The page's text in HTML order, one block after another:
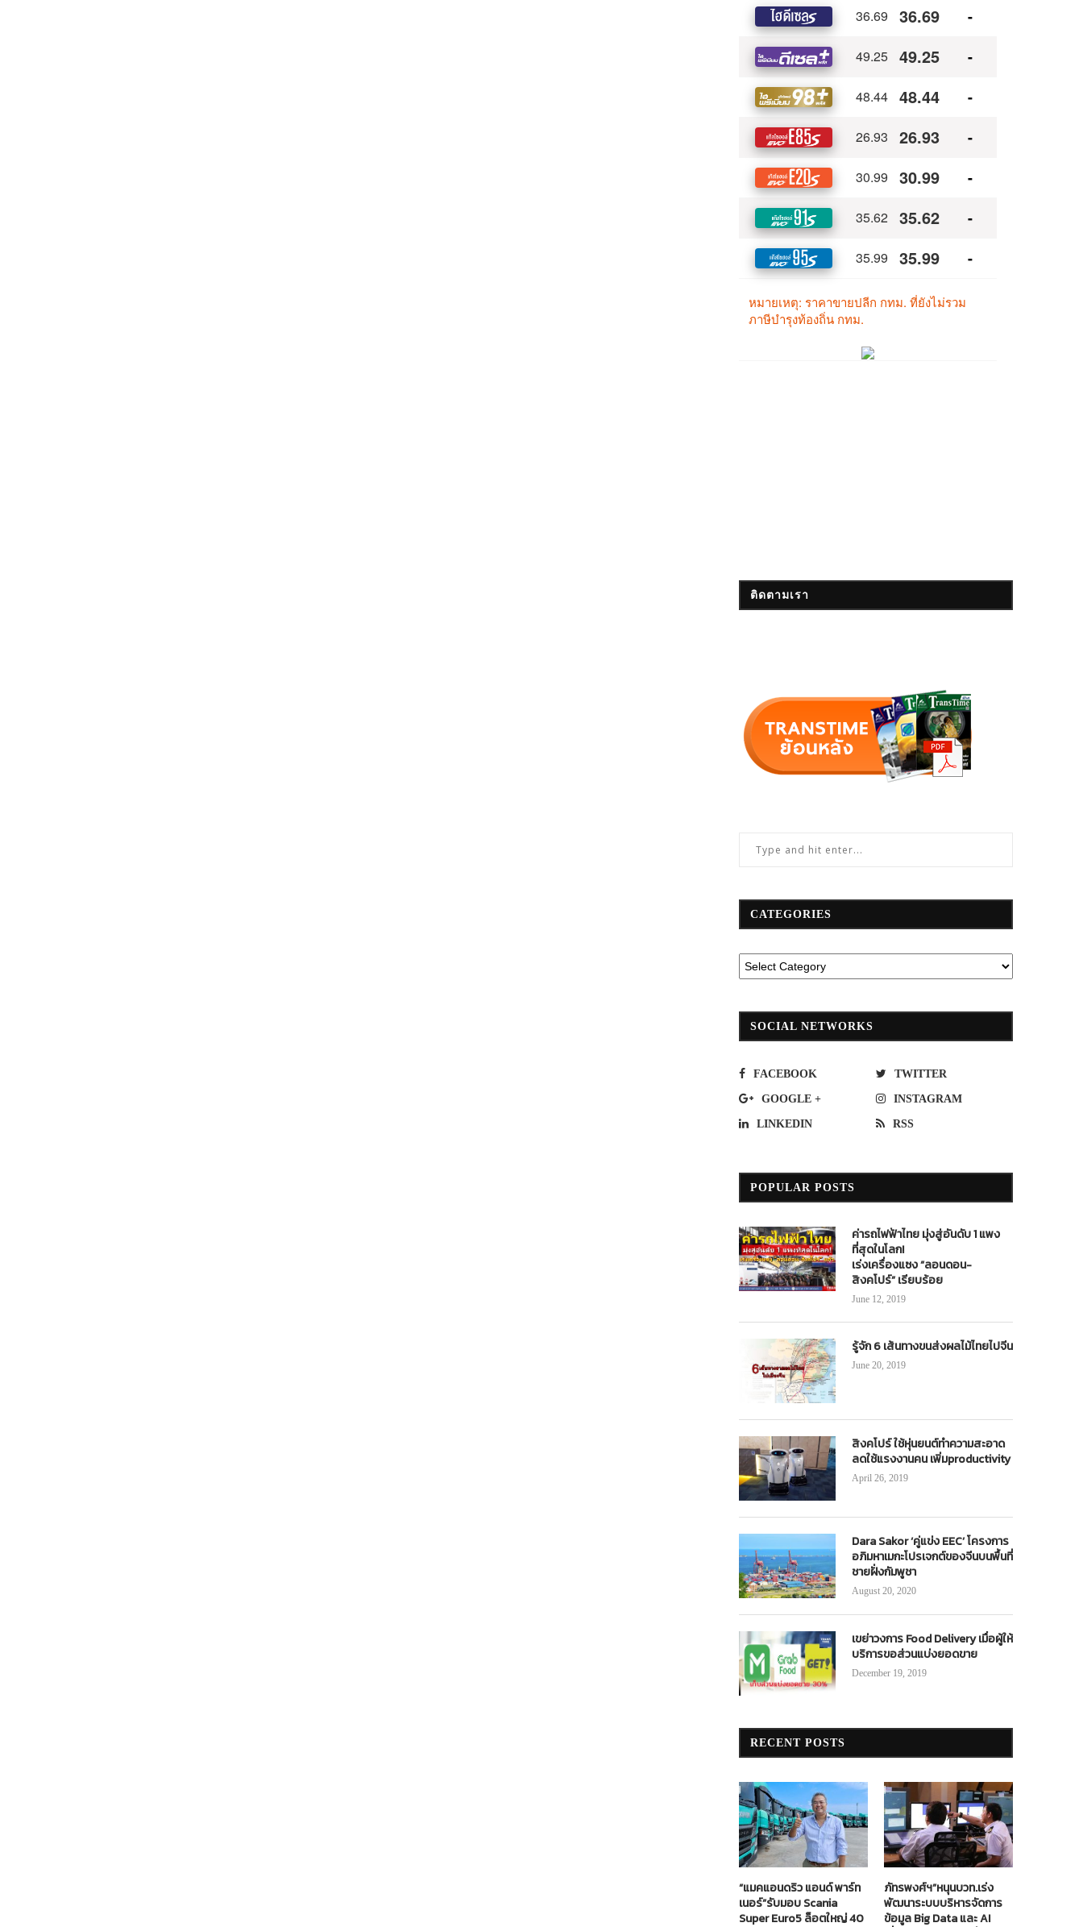
ติดตามเรา
CATEGORIES
SOCIAL NETWORKS
FACEBOOK TWITTER
GOOGLE + INSTAGRAM
LINKEDIN RSS
POPULAR POSTS
ค่ารถไฟฟ้าไทย มุ่งสู่อันดับ 1 แพง
ที่สุดในโลก!
เร่งเครื่องแซง “ลอนดอน-
สิงคโปร์” เรียบร้อย
June 12, 2019
รู้จัก 6 เส้นทางขนส่งผลไม้ไทยไปจีน
June 20, 2019
สิงคโปร์ ใช้หุ่นยนต์ทำความสะอาด
ลดใช้แรงงานคน เพิ่มproductivity
April 26, 2019
Dara Sakor ‘คู่แข่ง EEC’ โครงการ
อภิมหาเมกะโปรเจกต์ของจีนบนพื้นที่
ชายฝั่งกัมพูชา
August 20, 2020
เขย่าวงการ Food Delivery เมื่อผู้ให้
บริการขอส่วนแบ่งยอดขาย
December 19, 2019
RECENT POSTS
“แมคแอนดริว แอนด์ พาร์ท
เนอร์”รับมอบ Scania
Super Euro5 ล็อตใหญ่ 40
ภัทรพงศ์ฯ”หนุนบวท.เร่ง
พัฒนาระบบบริหารจัดการ
ข้อมูล Big Data และ AI